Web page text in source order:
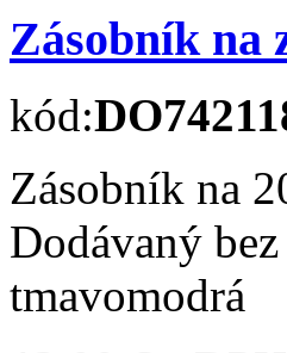
Zásobník na
kód:
Zásobník na
Dodávaný
tmavomodrá